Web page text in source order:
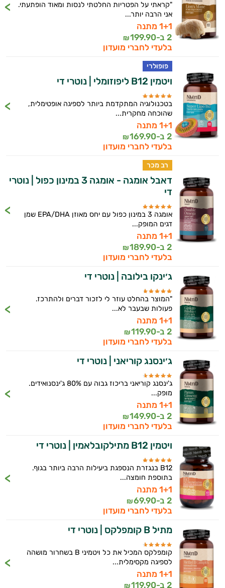
"קראתי על הפטריות החלטתי לנסות ומאוד הופתעתי.
אני הרבה יותר...
1+1 מתנה
2 ב-
199.90
₪
בלעדי לחברי מועדון
פופולרי
ויטמין B12 ליפוזומלי | נוטרי די
בטכנולוגיה המתקדמת ביותר לספיגה אופטימלית,
שהוכחה מחקרית...
1+1 מתנה
2 ב-
169.90
₪
בלעדי לחברי מועדון
רב מכר
דאבל אומגה - אומגה 3 במינון כפול | נוטרי
די
אומגה 3 במינון כפול עם יחס מאוזן EPA/DHA שמן
דגים המופק...
1+1 מתנה
2 ב-
189.90
₪
בלעדי לחברי מועדון
ג׳ינקו בילובה | נוטרי די
"המוצר בהחלט עוזר לי לזכור דברים ולהתרכז.
פעולות שבעבר לא...
1+1 מתנה
2 ב-
119.90
₪
בלעדי לחברי מועדון
ג׳ינסנג קוריאני | נוטרי די
ג'ינסנג קוריאני בריכוז גבוה עם 80% ג'ינסנואידים.
מופק...
1+1 מתנה
2 ב-
149.90
₪
בלעדי לחברי מועדון
ויטמין B12 מתילקובלאמין | נוטרי די
B12 בנגזרת הנספגת ביעילות הרבה ביותר בגוף.
בתוספת חומצה...
1+1 מתנה
2 ב-
69.90
₪
בלעדי לחברי מועדון
מתיל B קומפלקס | נוטרי די
קומפלקס המכיל את כל ויטמיני B בשחרור מושהה
לספיגה מקסימלית...
1+1 מתנה
2 ב-
119.90
₪